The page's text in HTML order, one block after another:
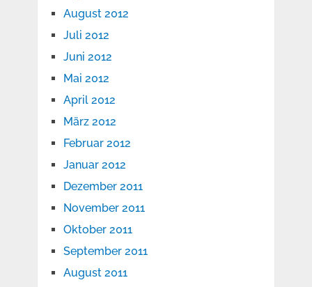
August 2012
Juli 2012
Juni 2012
Mai 2012
April 2012
März 2012
Februar 2012
Januar 2012
Dezember 2011
November 2011
Oktober 2011
September 2011
August 2011